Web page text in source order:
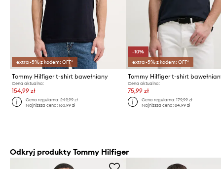
extra -5% z kodem: OFF*
Tommy Hilfiger t-shirt bawełniany
Cena aktualna:
154,99 zł
Cena regularna:249,99 zł
Najniższa cena:163,99 zł
-10%
extra -5% z kodem: OFF*
Tommy Hilfiger t-shirt
Cena aktualna:
75,99 zł
Cena regularna: 179,99 zł
Najniższa cena: 84,99 zł
Odkryj produkty Tommy Hilfiger